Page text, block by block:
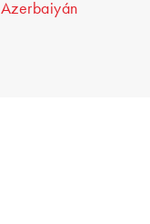
Azerbaiyán